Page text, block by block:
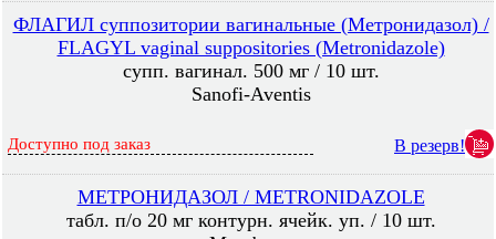
ФЛАГИЛ суппозитории вагинальные (Метронидазол) /
FLAGYL vaginal suppositories (Metronidazole)
супп. вагинал. 500 мг / 10 шт.
Sanofi-Aventis
Доступно под заказ В резерв!
МЕТРОНИДАЗОЛ / METRONIDAZOLE
табл. п/о 20 мг контурн. ячейк. уп. / 10 шт.